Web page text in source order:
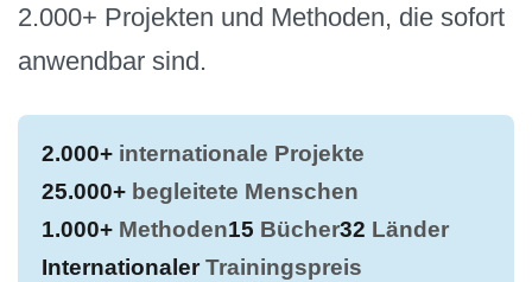
2.000+ Projekten und Methoden, die sofort
anwendbar sind.
2.000+ internationale Projekte
25.000+ begleitete Menschen
1.000+ Methoden15 Bücher32 Länder
InternationalerTrainingspreis